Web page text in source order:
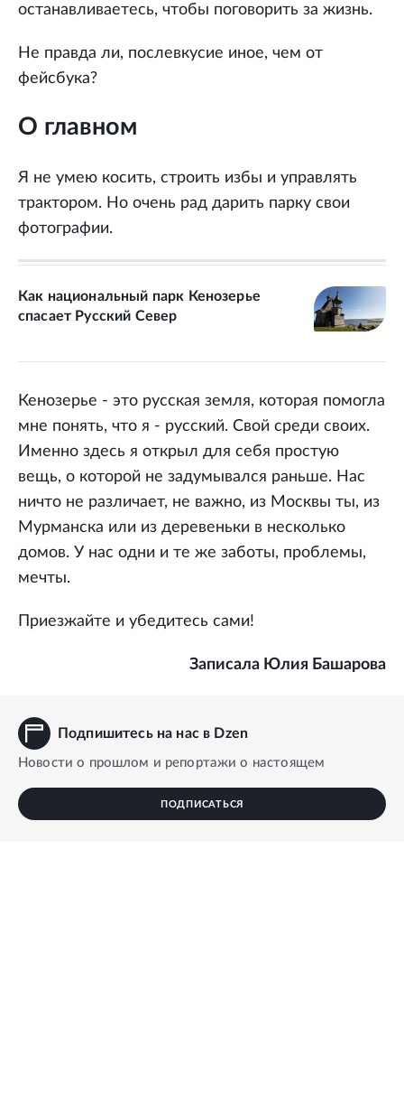
останавливаетесь, чтобы поговорить за жизнь.
Не правда ли, послевкусие иное, чем от
фейсбука?
О главном
Я не умею косить, строить избы и управлять
трактором. Но очень рад дарить парку свои
фотографии.
Как национальный парк Кенозерье
спасает Русский Север
Кенозерье - это русская земля, которая помогла
мне понять, что я - русский. Свой среди своих.
Именно здесь я открыл для себя простую
вещь, о которой не задумывался раньше. Нас
ничто не различает, не важно, из Москвы ты, из
Мурманска или из деревеньки в несколько
домов. У нас одни и те же заботы, проблемы,
мечты.
Приезжайте и убедитесь сами!
Записала Юлия Башарова
Подпишитесь на нас в Dzen
Новости о прошлом и репортажи о настоящем
ПОДПИСАТЬСЯ